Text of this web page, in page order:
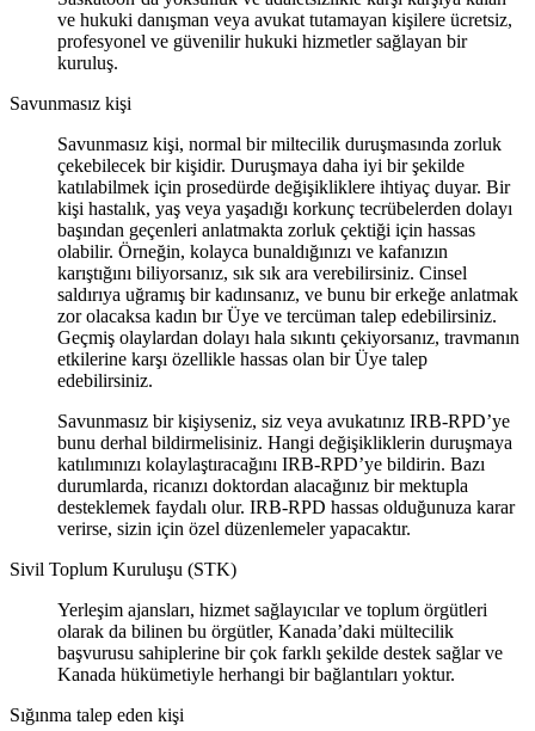
ve hukuki danışman veya avukat tutamayan kişilere ücretsiz,
profesyonel ve güvenilir hukuki hizmetler sağlayan bir
kuruluş.
Savunmasız kişi
Savunmasız kişi, normal bir miltecilik duruşmasında zorluk
çekebilecek bir kişidir. Duruşmaya daha iyi bir şekilde
katılabilmek için prosedürde değişikliklere ihtiyaç duyar. Bir
kişi hastalık, yaş veya yaşadığı korkunç tecrübelerden dolayı
başından geçenleri anlatmakta zorluk çektiği için hassas
olabilir. Örneğin, kolayca bunaldığınızı ve kafanızın
karıştığını biliyorsanız, sık sık ara verebilirsiniz. Cinsel
saldırıya uğramış bir kadınsanız, ve bunu bir erkeğe anlatmak
zor olacaksa kadın bır Üye ve tercüman talep edebilirsiniz.
Geçmiş olaylardan dolayı hala sıkıntı çekiyorsanız, travmanın
etkilerine karşı özellikle hassas olan bir Üye talep
edebilirsiniz.
Savunmasız bir kişiyseniz, siz veya avukatınız IRB-RPD’ye
bunu derhal bildirmelisiniz. Hangi değişikliklerin duruşmaya
katılımınızı kolaylaştıracağını IRB-RPD’ye bildirin. Bazı
durumlarda, ricanızı doktordan alacağınız bir mektupla
desteklemek faydalı olur. IRB-RPD hassas olduğunuza karar
verirse, sizin için özel düzenlemeler yapacaktır.
Sivil Toplum Kuruluşu (STK)
Yerleşim ajansları, hizmet sağlayıcılar ve toplum örgütleri
olarak da bilinen bu örgütler, Kanada’daki mültecilik
başvurusu sahiplerine bir çok farklı şekilde destek sağlar ve
Kanada hükümetiyle herhangi bir bağlantıları yoktur.
Sığınma talep eden kişi